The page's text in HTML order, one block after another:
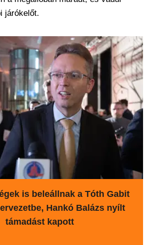
járókelőt.
is beleállnak a Tóth Gabit
Hankó Balázs nyílt
támadást kapott